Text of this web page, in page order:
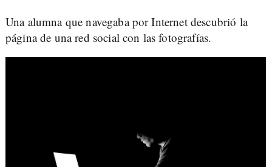
Una alumna que navegaba por Internet descubrió la
página de una red social con las fotografías.